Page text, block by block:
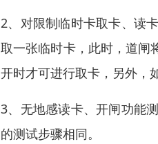
2、对限制临时卡取卡、读
取一张临时卡，此时，道闸
开时才可进行取卡，另外，
3、无地感读卡、开闸功能
的测试步骤相同。